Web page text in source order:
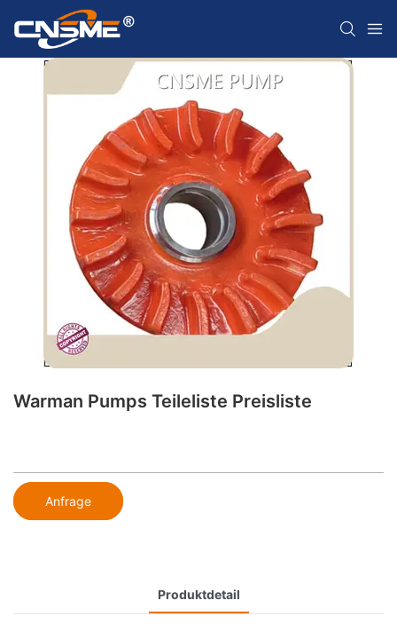
Warman Pumps Teileliste Preisliste
Anfrage
Produktdetail